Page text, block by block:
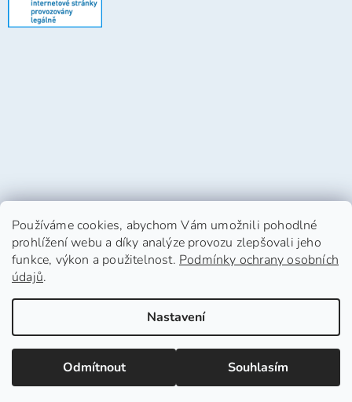
Používáme cookies, abychom Vám umožnili pohodlné
prohlížení webu a díky analýze provozu zlepšovali jeho
funkce, výkon a použitelnost. Podmínky ochrany osobních
údajů.
Nastavení
Odmítnout Souhlasím
Vytvořil Shoptet
Copyright 2026
. Všechna práva
Upravit nastavení cookies